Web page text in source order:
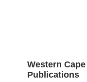
Western Cape
Publications